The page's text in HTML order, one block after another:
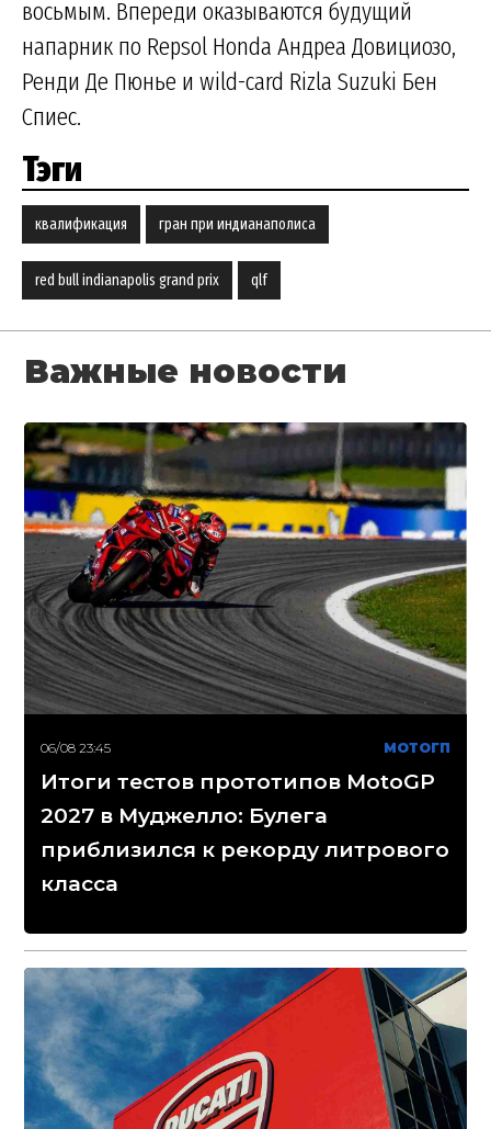
восьмым. Впереди оказываются будущий
напарник по Repsol Honda Андреа Довициозо,
Ренди Де Пюнье и wild-card Rizla Suzuki Бен
Спиес.
Тэги
квалификация гран при индианаполиса
red bull indianapolis grand prix qlf
Важные новости
06/08 23:45 МОТОГП
Итоги тестов прототипов MotoGP
2027 в Муджелло: Булега
приблизился к рекорду литрового
класса